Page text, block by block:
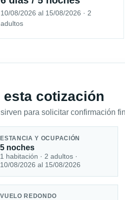
10/08/2026 al 15/08/2026 · 2
adultos
cotización
para solicitar confirmación
ESTANCIA Y OCUPACIÓN
5 noches
1 habitación · 2 adultos ·
10/08/2026 al 15/08/2026
VUELO REDONDO